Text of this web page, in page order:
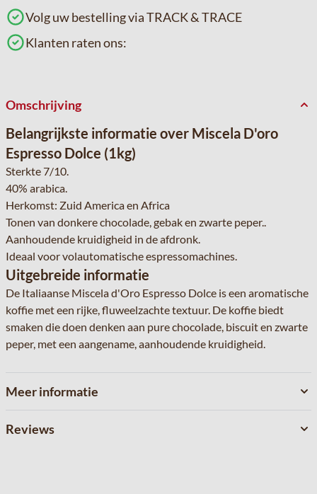
Volg uw bestelling via TRACK & TRACE
Klanten raten ons:
Omschrijving
Belangrijkste informatie over Miscela D'oro
Espresso Dolce (1kg)
Sterkte 7/10.
40% arabica.
Herkomst: Zuid America en Africa
Tonen van donkere chocolade, gebak en zwarte peper..
Aanhoudende kruidigheid in de afdronk.
Ideaal voor volautomatische espressomachines.
Uitgebreide informatie
De Italiaanse Miscela d'Oro Espresso Dolce is een aromatische
koffie met een rijke, fluweelzachte textuur. De koffie biedt
smaken die doen denken aan pure chocolade, biscuit en zwarte
peper, met een aangename, aanhoudende kruidigheid.
Meer informatie
Reviews